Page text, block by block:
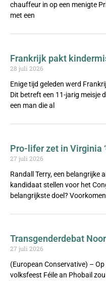
chauffeur in op een menigte
met een
Frankrijk pakt
28 juli 2026
Enige tijd geleden werd
Dit betreft een 11-jarig meisje
een man die al
Pro-lifer zet in Virginia
27 juli 2026
Randall Terry, een belangrijke
kandidaat stellen voor het
belangrijkste doel?
Transgenderdebat
27 juli 2026
(European Conservative) –
volksfeest Féile an Phobail